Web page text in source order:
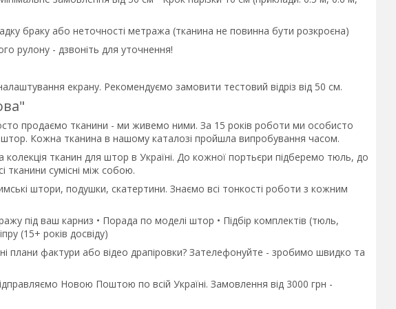
браку або неточності метража (тканина не повинна бути розкроєна)
рулону - дзвоніть для уточнення!
екрану. Рекомендуємо замовити тестовий відріз від 50 см.
продаємо тканини - ми живемо ними. За 15 років роботи ми особисто
Кожна тканина в нашому каталозі пройшла випробування часом.
колекція тканин для штор в Україні. До кожної портьєри підберемо тюль, до
сумісні між собою.
штори, подушки, скатертини. Знаємо всі тонкості роботи з кожним
під ваш карниз • Порада по моделі штор • Підбір комплектів (тюль,
(15+ років досвіду)
плани фактури або відео драпіровки? Зателефонуйте - зробимо швидко та
Новою Поштою по всій Україні. Замовлення від 3000 грн -